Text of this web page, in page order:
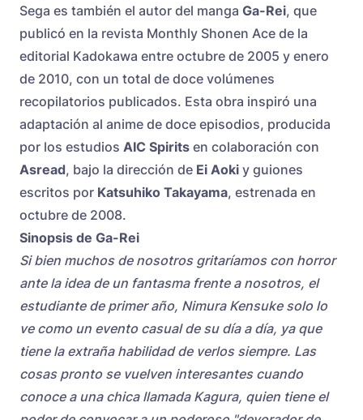
Sega es también el autor del manga Ga-Rei, que
publicó en la revista Monthly Shonen Ace de la
editorial Kadokawa entre octubre de 2005 y enero
de 2010, con un total de doce volúmenes
recopilatorios publicados. Esta obra inspiró una
adaptación al anime de doce episodios, producida
por los estudios AIC Spirits en colaboración con
Asread, bajo la dirección de Ei Aoki y guiones
escritos por Katsuhiko Takayama, estrenada en
octubre de 2008.
Sinopsis de Ga-Rei
Si bien muchos de nosotros gritaríamos con horror
ante la idea de un fantasma frente a nosotros, el
estudiante de primer año, Nimura Kensuke solo lo
ve como un evento casual de su día a día, ya que
tiene la extraña habilidad de verlos siempre. Las
cosas pronto se vuelven interesantes cuando
conoce a una chica llamada Kagura, quien tiene el